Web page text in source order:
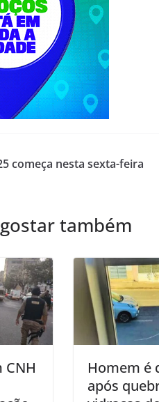
começa nesta sexta-feira
também
Homem é
após